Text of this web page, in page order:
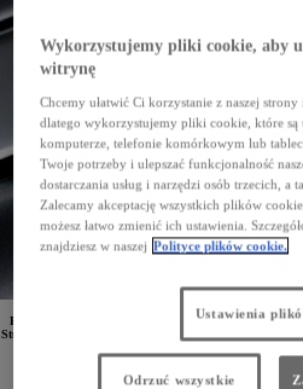
Firma analityczna J.D. Power ogłosiła wyniki
Study. Na czele rankingu uplasowała się Toyota –
Wykorzystujemy pliki cookie, aby
witrynę
Chcemy ułatwić Ci korzystanie z naszej strony
dlatego wykorzystujemy pliki cookie, które są
komputerze, telefonie komórkowym lub
Twoje potrzeby i ulepszać funkcjonalność
dostarczania usług i narzędzi osób trzecich, a
Zalecamy akceptację wszystkich plików
możesz łatwo zmienić ich ustawienia.
znajdziesz w naszej Polityce plików cookie.
Ustawienia
Odrzuć wszystkie